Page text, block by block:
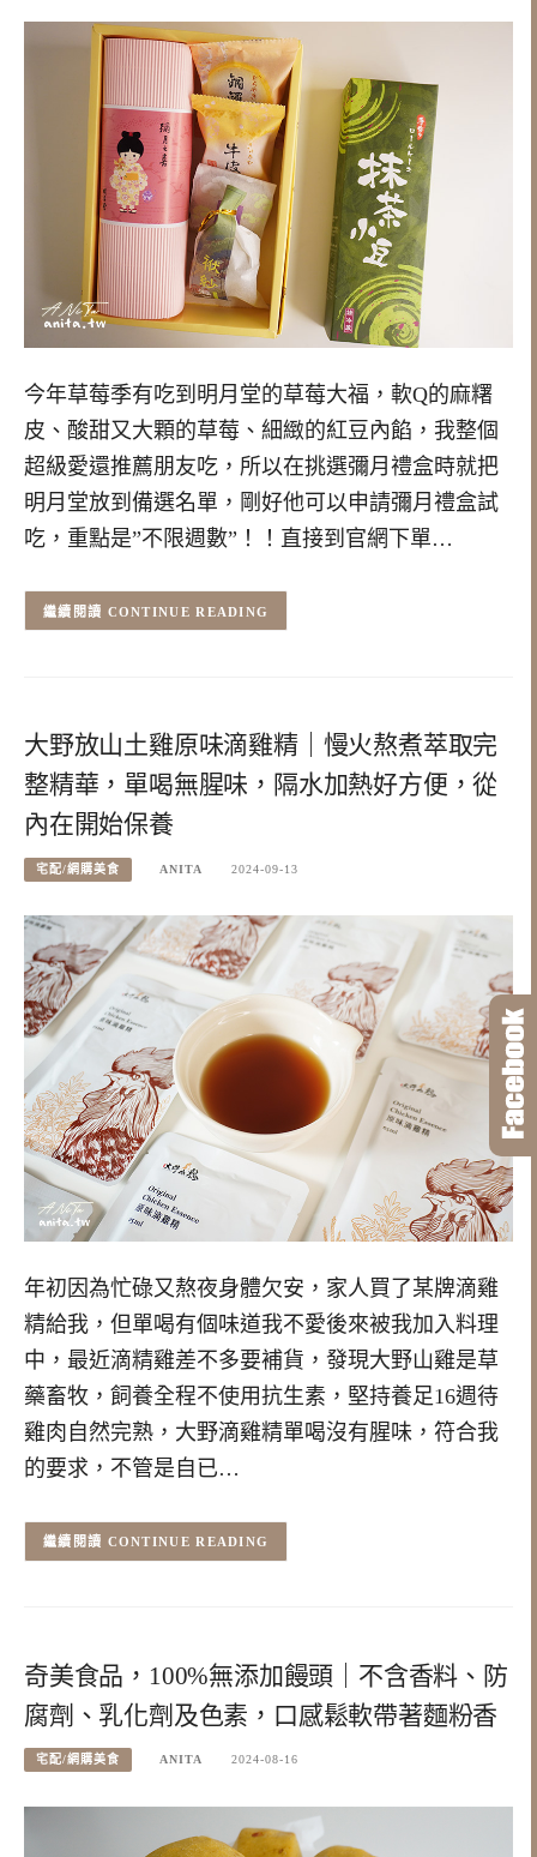
今年草莓季有吃到明月堂的草莓大福，軟Q的麻糬
皮、酸甜又大顆的草莓、細緻的紅豆內餡，我整個
超級愛還推薦朋友吃，所以在挑選彌月禮盒時就把
明月堂放到備選名單，剛好他可以申請彌月禮盒試
吃，重點是”不限週數”！！直接到官網下單…
CONTINUE READING
大野放山土雞原味滴雞精｜慢火熬煮萃取完
整精華，單喝無腥味，隔水加熱好方便，從
內在開始保養
宅配/網購美食 ANITA 2024-09-13
年初因為忙碌又熬夜身體欠安，家人買了某牌滴雞
精給我，但單喝有個味道我不愛後來被我加入料理
中，最近滴精雞差不多要補貨，發現大野山雞是草
藥畜牧，飼養全程不使用抗生素，堅持養足16週待
雞肉自然完熟，大野滴雞精單喝沒有腥味，符合我
的要求，不管是自已…
CONTINUE READING
奇美食品，100%無添加饅頭｜不含香料、防
腐劑、乳化劑及色素，口感鬆軟帶著麵粉香
宅配/網購美食 ANITA 2024-08-16